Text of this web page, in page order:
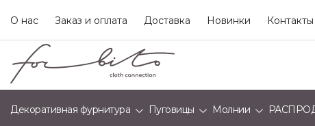
О нас Заказ и оплата Доставка Новинки Контакты
Декоративная фурнитура Пуговицы Молнии